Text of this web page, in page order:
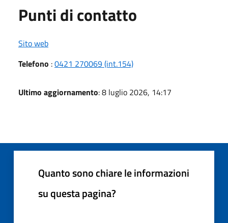
Punti di contatto
Sito web
Telefono :0421 270069 (int.154)
Ultimo aggiornamento: 8 luglio 2026, 14:17
Quanto sono chiare le informazioni
su questa pagina?